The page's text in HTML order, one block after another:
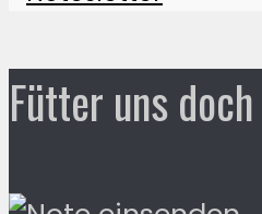
Fütter uns doch